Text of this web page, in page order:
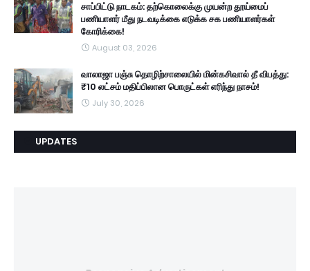
சாப்பிட்டு நாடகம்: தற்கொலைக்கு முயன்ற தூய்மைப்
பணியாளர் மீது நடவடிக்கை எடுக்க சக பணியாளர்கள்
கோரிக்கை!
August 03, 2026
வாலாஜா பஞ்சு தொழிற்சாலையில் மின்கசிவால் தீ விபத்து:
₹10 லட்சம் மதிப்பிலான பொருட்கள் எரிந்து நாசம்!
July 30, 2026
UPDATES